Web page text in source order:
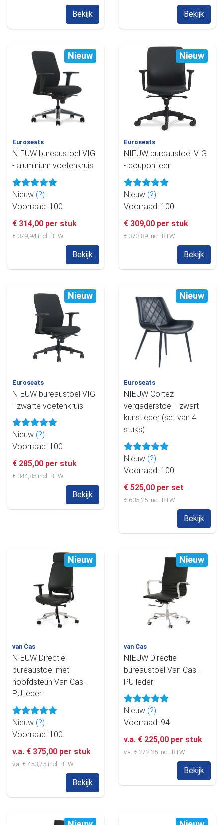
Bekijk Bekijk
Nieuw
Euroseats
NIEUW bureaustoel VIG
- aluminium voetenkruis
Nieuw (?)
Voorraad: 100
€ 314,00 per stuk
€ 379,94 incl. BTW
Bekijk
Nieuw
Euroseats
NIEUW bureaustoel VIG
- coupon leer
Nieuw (?)
Voorraad: 100
€ 309,00 per stuk
€ 373,89 incl. BTW
Bekijk
Nieuw
Euroseats
NIEUW bureaustoel VIG
- zwarte voetenkruis
Nieuw (?)
Voorraad: 100
€ 285,00 per stuk
€ 344,85 incl. BTW
Bekijk
Nieuw
Euroseats
NIEUW Cortez
vergaderstoel - zwart
kunstleder (set van 4
stuks)
Nieuw (?)
Voorraad: 100
€ 525,00 per set
€ 635,25 incl. BTW
Bekijk
Nieuw
van Cas
NIEUW Directie
bureaustoel met
hoofdsteun Van Cas -
PU leder
Nieuw (?)
Voorraad: 100
v.a. € 375,00 per stuk
v.a. € 453,75 incl. BTW
Bekijk
Nieuw
van Cas
NIEUW Directie
bureaustoel Van Cas -
PU leder
Nieuw (?)
Voorraad: 94
v.a. € 225,00 per stuk
v.a. € 272,25 incl. BTW
Bekijk